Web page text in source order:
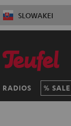
SLOWAKEI
RADIOS SALE